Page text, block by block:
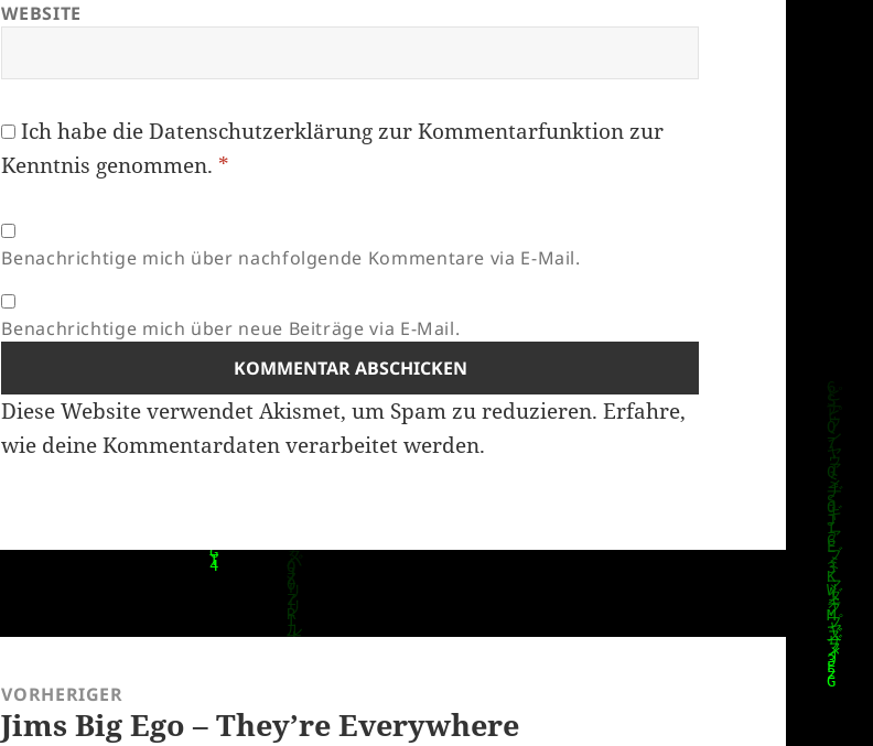
WEBSITE
Ich habe dieDatenschutzerklärungzur Kommentarfunktion zur
Kenntnis genommen. *
Benachrichtige mich über nachfolgende Kommentare via E-Mail.
Benachrichtige mich über neue Beiträge via E-Mail.
Diese Website verwendet Akismet, um Spam zu reduzieren.Erfahre,
wie deine Kommentardaten verarbeitet werden.
VORHERIGER
Vorheriger
Jims Big Ego – They’re Everywhere